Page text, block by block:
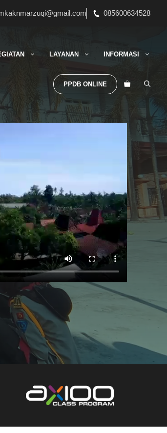
085600634528
LAYANAN INFORMASI
PPDB ONLINE